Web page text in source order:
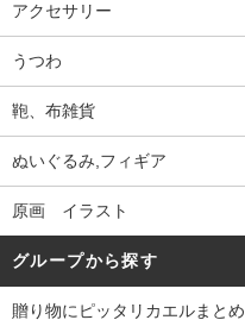
アクセサリー
うつわ
鞄、布雑貨
ぬいぐるみ,フィギア
原画 イラスト
グループから探す
贈り物にピッタリカエルまとめ